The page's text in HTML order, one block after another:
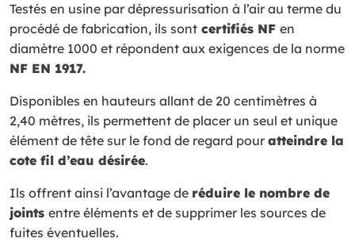
Testés en usine par dépressurisation à l’air au terme du
procédé de fabrication, ils sont certifiés NF en
diamètre 1000 et répondent aux exigences de la norme
NF EN 1917.
Disponibles en hauteurs allant de 20 centimètres à
2,40 mètres, ils permettent de placer un seul et unique
élément de tête sur le fond de regard pour atteindre la
cote fil d’eau désirée.
Ils offrent ainsi l’avantage de réduire le nombre de
joints entre éléments et de supprimer les sources de
fuites éventuelles.